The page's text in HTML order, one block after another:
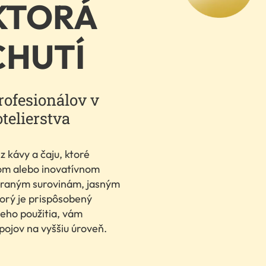
v
kávy a čaju, ktoré
alebo inovatívnom
surovinám, jasným
je prispôsobený
použitia, vám
na vyššiu úroveň.